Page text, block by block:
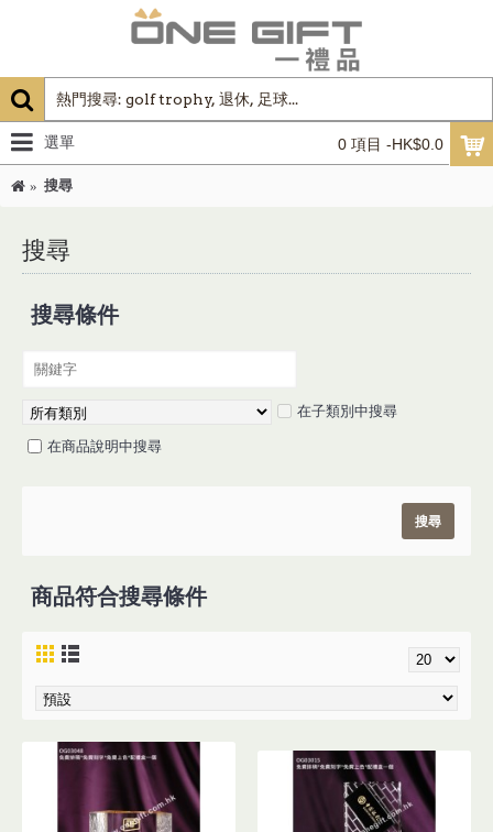
0 項目 -HK$0.0
選單
搜尋
搜尋
搜尋條件
在子類別中搜尋
在商品說明中搜尋
商品符合搜尋條件